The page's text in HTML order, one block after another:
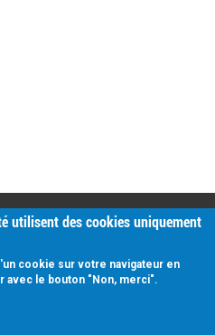
utilisent des cookies uniquement
cookie sur votre navigateur en
avec le bouton "Non, merci".